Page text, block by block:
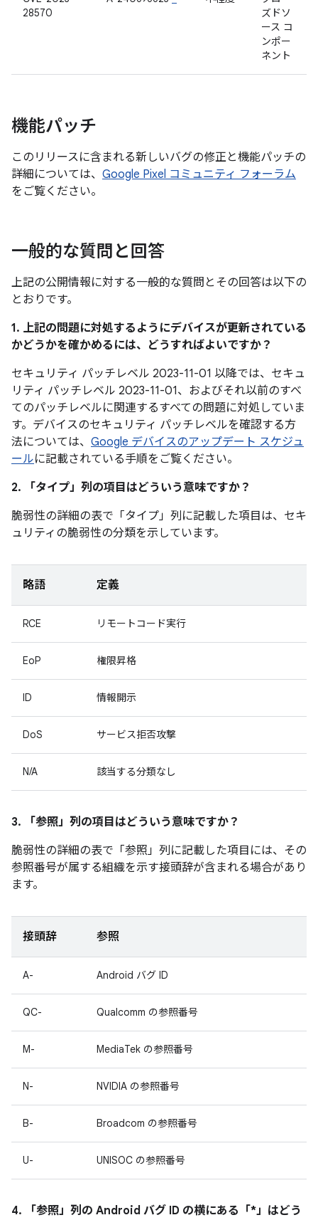
28570
ズドソ
ース コ
ンポー
ネント
機能パッチ
このリリースに含まれる新しいバグの修正と機能パッチの
詳細については、 Google Pixel コミュニティ フォーラム
をご覧ください。
一般的な質問と回答
上記の公開情報に対する一般的な質問とその回答は以下の
とおりです。
1. 上記の問題に対処するようにデバイスが更新されている
かどうかを確かめるには、どうすればよいですか？
セキュリティ パッチレベル 2023-11-01 以降では、セキュ
リティ パッチレベル 2023-11-01、およびそれ以前のすべ
てのパッチレベルに関連するすべての問題に対処していま
す。デバイスのセキュリティ パッチレベルを確認する方
法については、 Google デバイスのアップデート スケジュ
ールに記載されている手順をご覧ください。
2. 「タイプ」 列の項目はどういう意味ですか？
脆弱性の詳細の表で「タイプ」 列に記載した項目は、セキ
ュリティの脆弱性の分類を示しています。
略語 定義
RCE リモートコード実行
EoP 権限昇格
ID 情報開示
DoS サービス拒否攻撃
N/A 該当する分類なし
3. 「参照」 列の項目はどういう意味ですか？
脆弱性の詳細の表で「参照」 列に記載した項目には、その
参照番号が属する組織を示す接頭辞が含まれる場合があり
ます。
接頭辞 参照
A- Android バグ ID
QC- Qualcomm の参照番号
M- MediaTek の参照番号
N- NVIDIA の参照番号
B- Broadcom の参照番号
U- UNISOC の参照番号
4. 「参照」 列の Android バグ ID の横にある「*」はどう